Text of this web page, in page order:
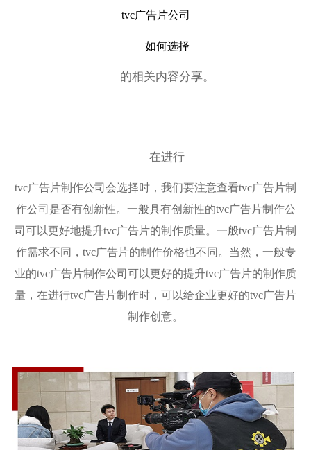
tvc广告片公司
如何选择
的相关内容分享。
在进行
tvc广告片制作公司会选择时，我们要注意查看tvc广告片制
作公司是否有创新性。一般具有创新性的tvc广告片制作公
司可以更好地提升tvc广告片的制作质量。一般tvc广告片制
作需求不同，tvc广告片的制作价格也不同。当然，一般专
业的tvc广告片制作公司可以更好的提升tvc广告片的制作质
量，在进行tvc广告片制作时，可以给企业更好的tvc广告片
制作创意。